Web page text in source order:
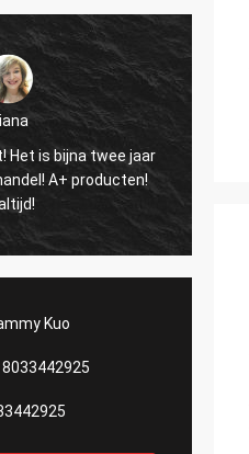
Het is bijna twee jaar
A+ producten!
Kuo